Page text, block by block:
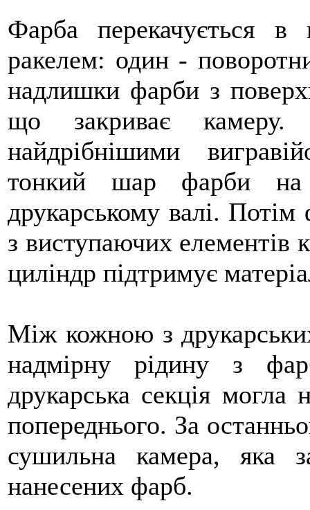
Фарба перекачується
ракелем: один -
надлишки фарби з
що закриває камеру.
найдрібнішими
тонкий шар фарби
друкарському валі. Потім
з виступаючих елементів
циліндр підтримує
Між кожною з
надмірну рідину з
друкарська секція могла
попереднього. За
сушильна камера, яка
нанесених фарб.